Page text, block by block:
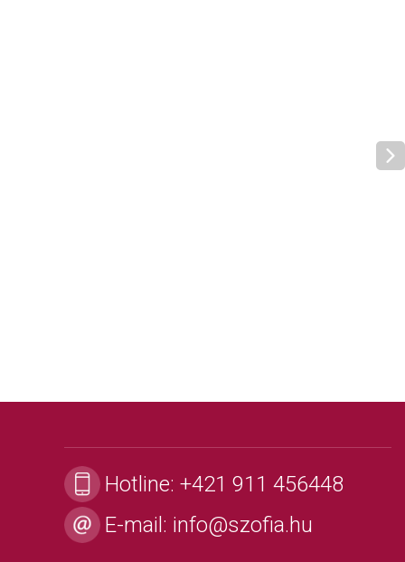
Hotline: +421 911 456448
E-mail: info@szofia.hu